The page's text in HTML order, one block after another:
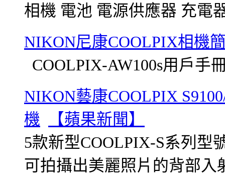
相機 電池 電源供應器 充電
NIKON尼康COOLPIX相機
COOLPIX-AW100s用戶手
NIKON藝康COOLPIX
機
【蘋果新聞】
5款新型COOLPIX-S系列型
可拍攝出美麗照片的背部入